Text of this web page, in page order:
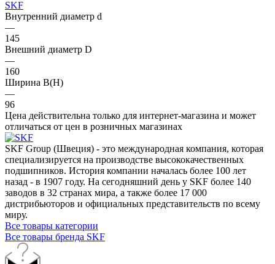
SKF
Внутренний диаметр d
—
145
Внешний диаметр D
—
160
Ширина B(H)
—
96
Цена действительна только для интернет-магазина и может
отличаться от цен в розничных магазинах
SKF Group (Швеция) - это международная компания, которая
специализируется на производстве высококачественных
подшипников. История компании началась более 100 лет
назад - в 1907 году. На сегодняшний день у SKF более 140
заводов в 32 странах мира, а также более 17 000
дистрибьюторов и официальных представительств по всему
миру.
Все товары категории
Все товары бренда SKF